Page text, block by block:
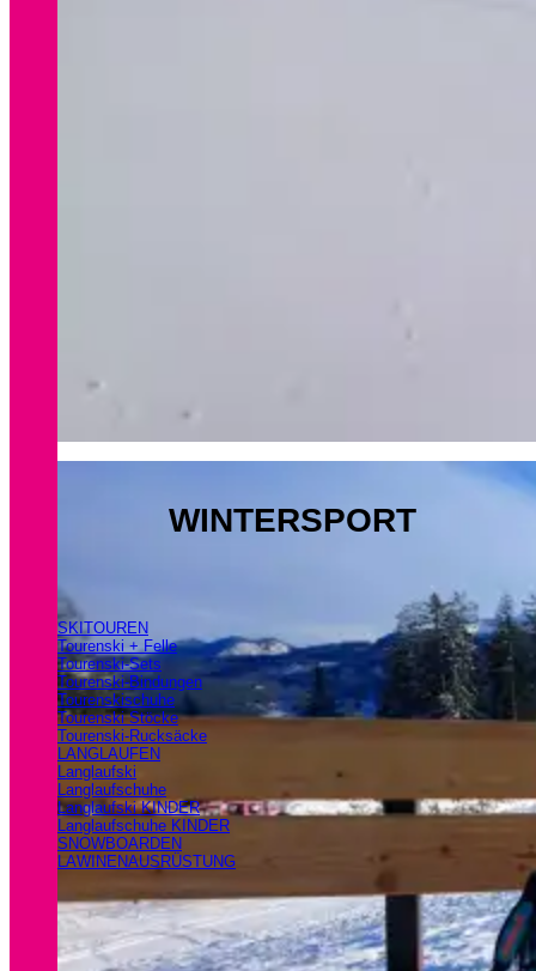
WINTERSPORT
SKITOUREN
Tourenski + Felle
Tourenski-Sets
Tourenski-Bindungen
Tourenskischuhe
Tourenski Stöcke
Tourenski-Rucksäcke
LANGLAUFEN
Langlaufski
Langlaufschuhe
Langlaufski KINDER
Langlaufschuhe KINDER
SNOWBOARDEN
LAWINENAUSRÜSTUNG